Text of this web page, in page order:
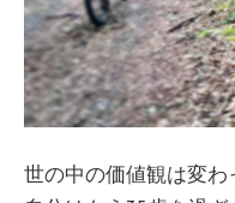
世の中の価値観は変わ